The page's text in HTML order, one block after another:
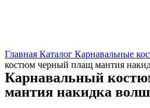
Главная Каталог Карнавальные
костюм черный плащ мантия
Карнавальный
мантия накидка